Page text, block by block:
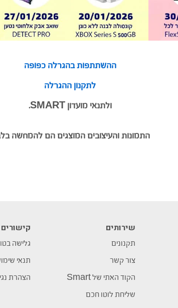
ההשתתפות בהגרלה כפופה
לתקנון ההגרלה
ולתנאי מועדון SMART.
התמונות והעיצובים המוצגים הם להמחשה
שירותים
תקנונים
צור קשר
הקוד האתי של Smart
שליחת לוטו חכם
קישורים
גלישה
תנאי
הצהרת